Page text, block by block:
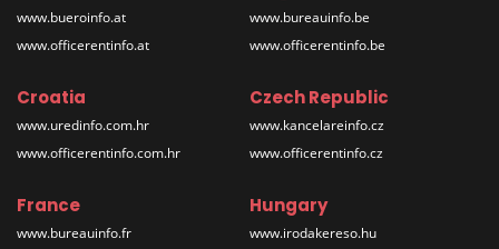
www.bueroinfo.at
www.officerentinfo.at
www.bureauinfo.be
www.officerentinfo.be
Croatia
www.uredinfo.com.hr
www.officerentinfo.com.hr
Czech Republic
www.kancelareinfo.cz
www.officerentinfo.cz
France
www.bureauinfo.fr
Hungary
www.irodakereso.hu